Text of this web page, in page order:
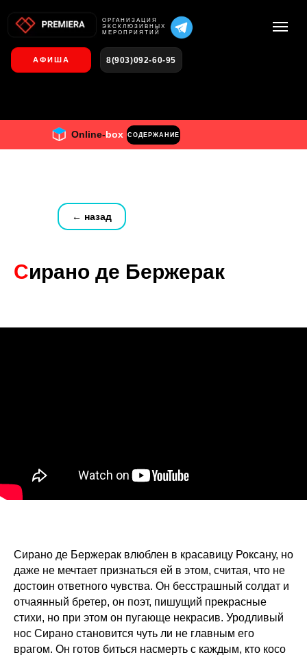
О РГАНИЗАЦИЯ
ЭКСКЛЮЗИВНЫХ
МЕРОПРИЯТИЙ
АФИША 8(903)092-60-95
Online-box СОДЕРЖАНИЕ
← назад
Сирано де Бержерак
Сирано де Бержерак влюблен в красавицу Роксану, но
даже не мечтает признаться ей в этом, считая, что не
достоин ответного чувства. Он бесстрашный солдат и
отчаянный бретер, он поэт, пишущий прекрасные
стихи, но при этом он пугающе некрасив. Уродливый
нос Сирано становится чуть ли не главным его
врагом. Он готов биться насмерть с каждым, кто косо